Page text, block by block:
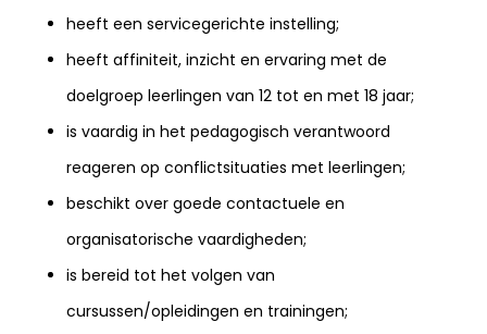
heeft een servicegerichte instelling;
heeft affiniteit, inzicht en ervaring met de
doelgroep leerlingen van 12 tot en met 18 jaar;
is vaardig in het pedagogisch verantwoord
reageren op conflictsituaties met leerlingen;
beschikt over goede contactuele en
organisatorische vaardigheden;
is bereid tot het volgen van
cursussen/opleidingen en trainingen;